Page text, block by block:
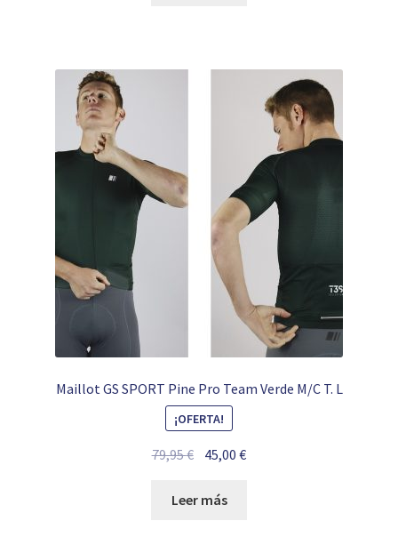
Maillot GS SPORT Pine Pro Team Verde M/C T. L
¡OFERTA!
79,95€ El
original
45,00€El
Leer más